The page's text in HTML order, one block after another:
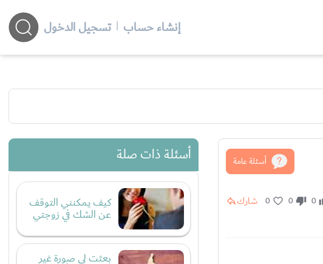
إنشاء حساب | تسجيل الدخول
أسئلة عامة
0
0
0 شارك
أسئلة ذات صلة
كيف يمكنني التوقف
عن الشك في زوجتي
بعثت لي صورة غير